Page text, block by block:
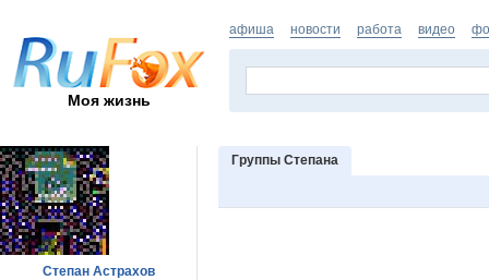
Моя жизнь
афиша новости работа видео
Группы Степана
Степан Астрахов